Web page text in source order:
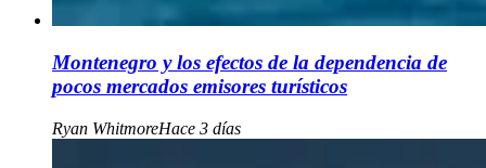
Montenegro y los efectos de la dependencia de
pocos mercados emisores turísticos
Ryan WhitmoreHace 3 días